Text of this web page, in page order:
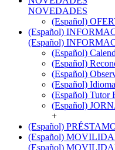
NOVEDADES
(Español)
(Español)
(Español)
(Español)
(Español)
(Español)
(Español)
(Español) Tutor
(Español)
+
(Español)
(Español)
(Español)